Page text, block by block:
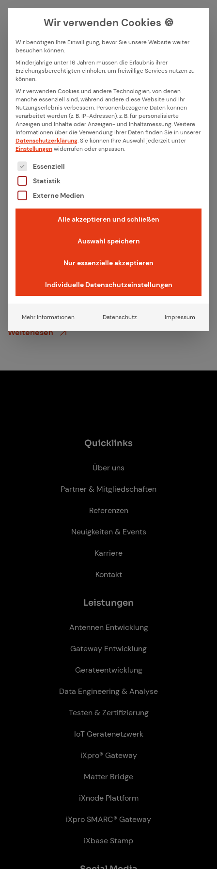
Suchfeld
Alle Bei­trä­ge mit dem
Schlag­wort „Pipe­line“
data_daten_iotProduktnews
bei­tung von IoT-Da­ten
Weiterlesen
Quicklinks
Über uns
Partner & Mitgliedschaften
Referenzen
Neuigkeiten & Events
Karriere
Kontakt
Leis­tun­gen
Antennen Entwicklung
Gateway Entwicklung
Geräteentwicklung
Data Engineering & Analyse
Testen & Zertifizierung
IoT Gerätenetzwerk
iXpro® Gateway
Matter Bridge
iXnode Plattform
iXpro SMARC® Gateway
iXbase Stamp
Wir verwenden Cookies 🍪
Wir benötigen Ihre Einwilligung, bevor Sie unsere Website weiter
besuchen können.
Minderjährige unter 16 Jahren müssen die Erlaubnis ihrer
Erziehungsberechtigten einholen, um freiwillige Services nutzen zu
können.
Wir verwenden Cookies und andere Technologien, von denen
manche essenziell sind, während andere diese Website und Ihr
Nutzungserlebnis verbessern. Personenbezogene Daten können
verarbeitet werden (z. B. IP-Adressen), z. B. für personalisierte
Anzeigen und Inhalte oder Anzeigen- und Inhaltsmessung.Weitere
Informationen über die Verwendung Ihrer Daten finden Sie in unserer
Datenschutzerklärung.Sie können Ihre Auswahl jederzeit unter
Einstellungenwiderrufen oder anpassen.
Es folgt eine Liste der Service-Gruppen, für die
Essenziell
Statistik
Externe Medien
Alle akzeptieren und schließen
Auswahl speichern
Nur essenzielle akzeptieren
Individuelle Datenschutzeinstellungen
Mehr Informationen Datenschutz Impressum